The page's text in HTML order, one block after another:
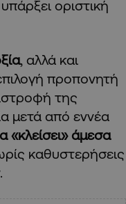
οριστική
, αλλά και
προπονητή
της
μετά από εννέα
«κλείσει» άμεσα
καθυστερήσεις